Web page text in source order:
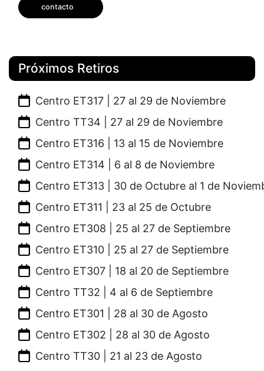
contacto
Próximos Retiros
Centro ET317 | 27 al 29 de Noviembre
Centro TT34 | 27 al 29 de Noviembre
Centro ET316 | 13 al 15 de Noviembre
Centro ET314 | 6 al 8 de Noviembre
Centro ET313 | 30 de Octubre al 1 de
Centro ET311 | 23 al 25 de Octubre
Centro ET308 | 25 al 27 de Septiembre
Centro ET310 | 25 al 27 de Septiembre
Centro ET307 | 18 al 20 de Septiembre
Centro TT32 | 4 al 6 de Septiembre
Centro ET301 | 28 al 30 de Agosto
Centro ET302 | 28 al 30 de Agosto
Centro TT30 | 21 al 23 de Agosto